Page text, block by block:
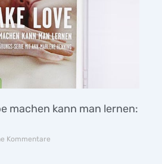
machen kann man lernen:
Kommentare